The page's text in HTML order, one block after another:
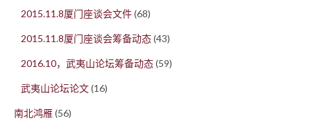
2015.11.8厦门座谈会文件(68)
2015.11.8厦门座谈会筹备动态(43)
2016.10，武夷山论坛筹备动态(59)
武夷山论坛论文(16)
南北鸿雁(56)